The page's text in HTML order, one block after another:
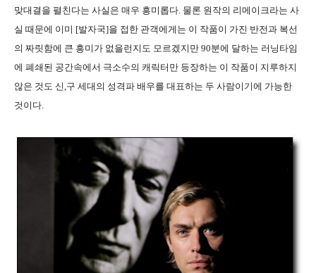
맞대결을 펼친다는 사실은 매우 흥미롭다. 물론 원작의 리메이크라는 사
실 때문에 이미 [발자국]을 접한 관객에게는 이 작품이 가진 반전과 복선
의 짜릿함에 큰 흥미가 없을런지도 모르겠지만 90분에 달하는 러닝타임
에 폐쇄된 공간속에서 극소수의 캐릭터만 등장하는 이 작품이 지루하지
않은 것도 신,구 세대의 성격파 배우를 대표하는 두 사람이기에 가능한
것이다.